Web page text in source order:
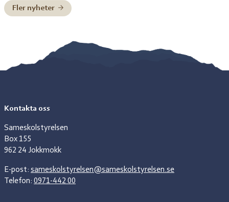
Pittja träder in som tillförordnad skolchef 6 juli till och med
10 juli, Paulus Kuoljok träder in som tillförordnad skolchef
Fler nyheter
Kontakta oss
Sameskolstyrelsen
Box 155
962 24 Jokkmokk
E-post: sameskolstyrelsen@sameskolstyrelsen.se
Telefon: 0971-442 00